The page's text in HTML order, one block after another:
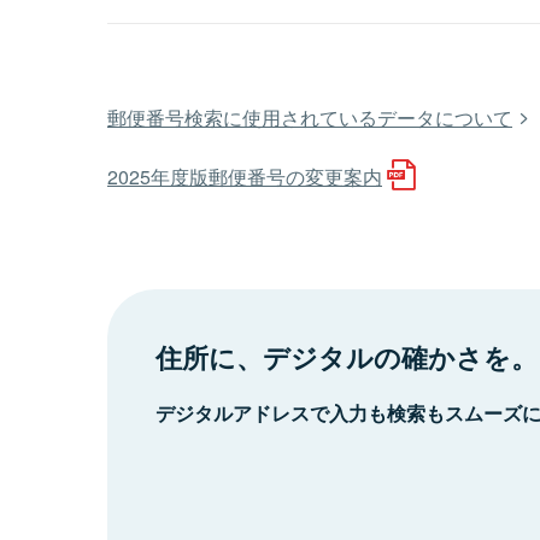
郵便番号検索に使用されているデータについて
2025年度版郵便番号の変更案内
住所に、デジタルの確かさを。
デジタルアドレスで入力も検索もスムーズ